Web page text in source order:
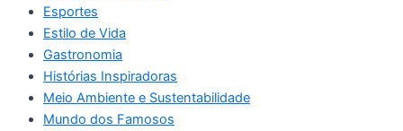
Esportes
Estilo de Vida
Gastronomia
Histórias Inspiradoras
Meio Ambiente e Sustentabilidade
Mundo dos Famosos